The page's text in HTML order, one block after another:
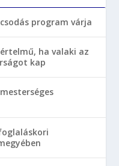
program várja
ha valaki az
kap